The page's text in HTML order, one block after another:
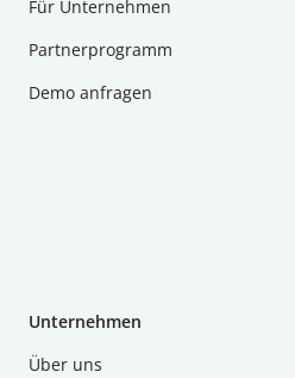
Für Unternehmen
Partnerprogramm
Demo anfragen
Unternehmen
Über uns